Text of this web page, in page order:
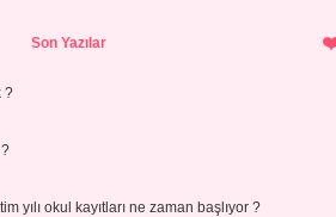
Son Yazılar
?
yılı okul kayıtları ne zaman başlıyor ?